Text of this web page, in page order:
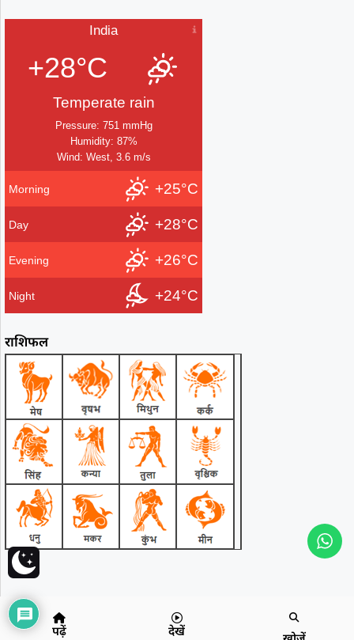
India
+28°C
Temperate rain
Pressure: 751 mmHg
Humidity: 87%
Wind: West, 3.6 m/s
Morning +25°C
Day +28°C
Evening +26°C
Night +24°C
राशिफल
पढ़ें देखें